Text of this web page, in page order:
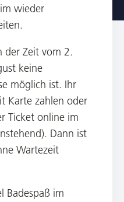
wieder
der Zeit vom 2.
keine
möglich ist. Ihr
Karte zahlen oder
Ticket online im
Dann ist
Wartezeit
Badespaß im